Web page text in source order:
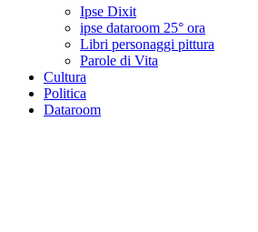
Ipse Dixit
ipse dataroom 25° ora
Libri personaggi pittura
Parole di Vita
Cultura
Politica
Dataroom